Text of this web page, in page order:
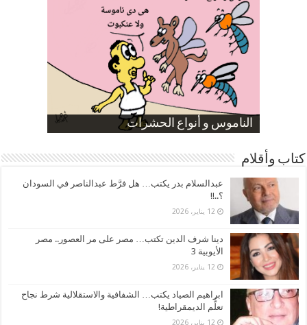
الناموس و أنواع الحشرات
الموظفين بعد ارتفاع الأسعار
ارتفاع نسبة الطلاق في مصر
صورة كاركاتيرية
صورة كاركاتيرية
كتاب وأقلام
عبدالسلام بدر يكتب… هل فرَّط عبدالناصر في السودان
؟..!!
12 يناير، 2026
دينا شرف الدين تكتب… مصر على مر العصور.. مصر
الأيوبية 3
12 يناير، 2026
ابراهيم الصياد يكتب… الشفافية والاستقلالية شرط نجاح
تعلُّم الديمقراطية!
12 يناير، 2026